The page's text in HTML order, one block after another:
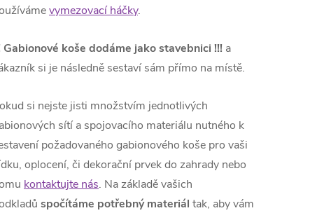
vymezovací háčky.
Gabionové koše dodáme jako stavebnici !!! a
si je následně sestaví sám přímo na místě.
si nejste jisti množstvím jednotlivých
sítí a spojovacího materiálu nutného k
požadovaného gabionového koše pro vaši
oplocení, či dekorační prvek do zahrady nebo
kontaktujte nás. Na základě vašich
spočítáme potřebný materiál tak, aby vám